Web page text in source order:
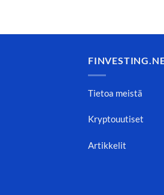
Tietoa meistä
Kryptouutiset
Artikkelit